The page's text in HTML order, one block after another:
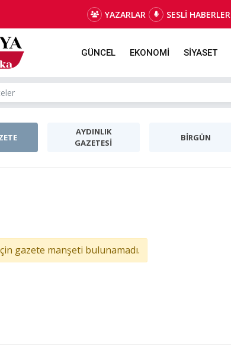
YAZARLAR SESLİ HABERLER
GÜNCEL EKONOMİ SİYASET
AYDINLIK
GAZETESİ
BİRGÜN
gazete manşeti bulunamadı.